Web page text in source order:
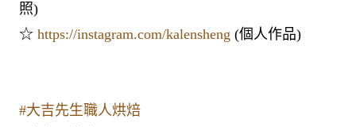
照)
☆ https://instagram.com/kalensheng (個人作品)
#大吉先生職人烘焙